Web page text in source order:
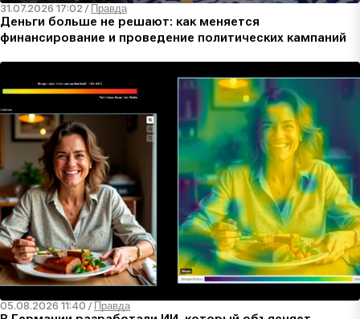
31.07.2026 17:02 / Правда
Деньги больше не решают: как меняется
финансирование и проведение политических кампаний
05.08.2026 11:40 / Правда